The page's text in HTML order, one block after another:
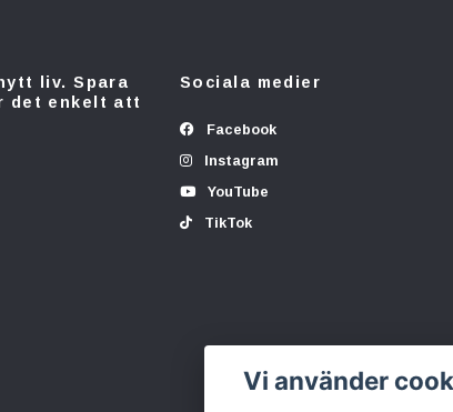
liv. Spara
det enkelt att
Sociala medier
Facebook
Instagram
YouTube
TikTok
Vi använder